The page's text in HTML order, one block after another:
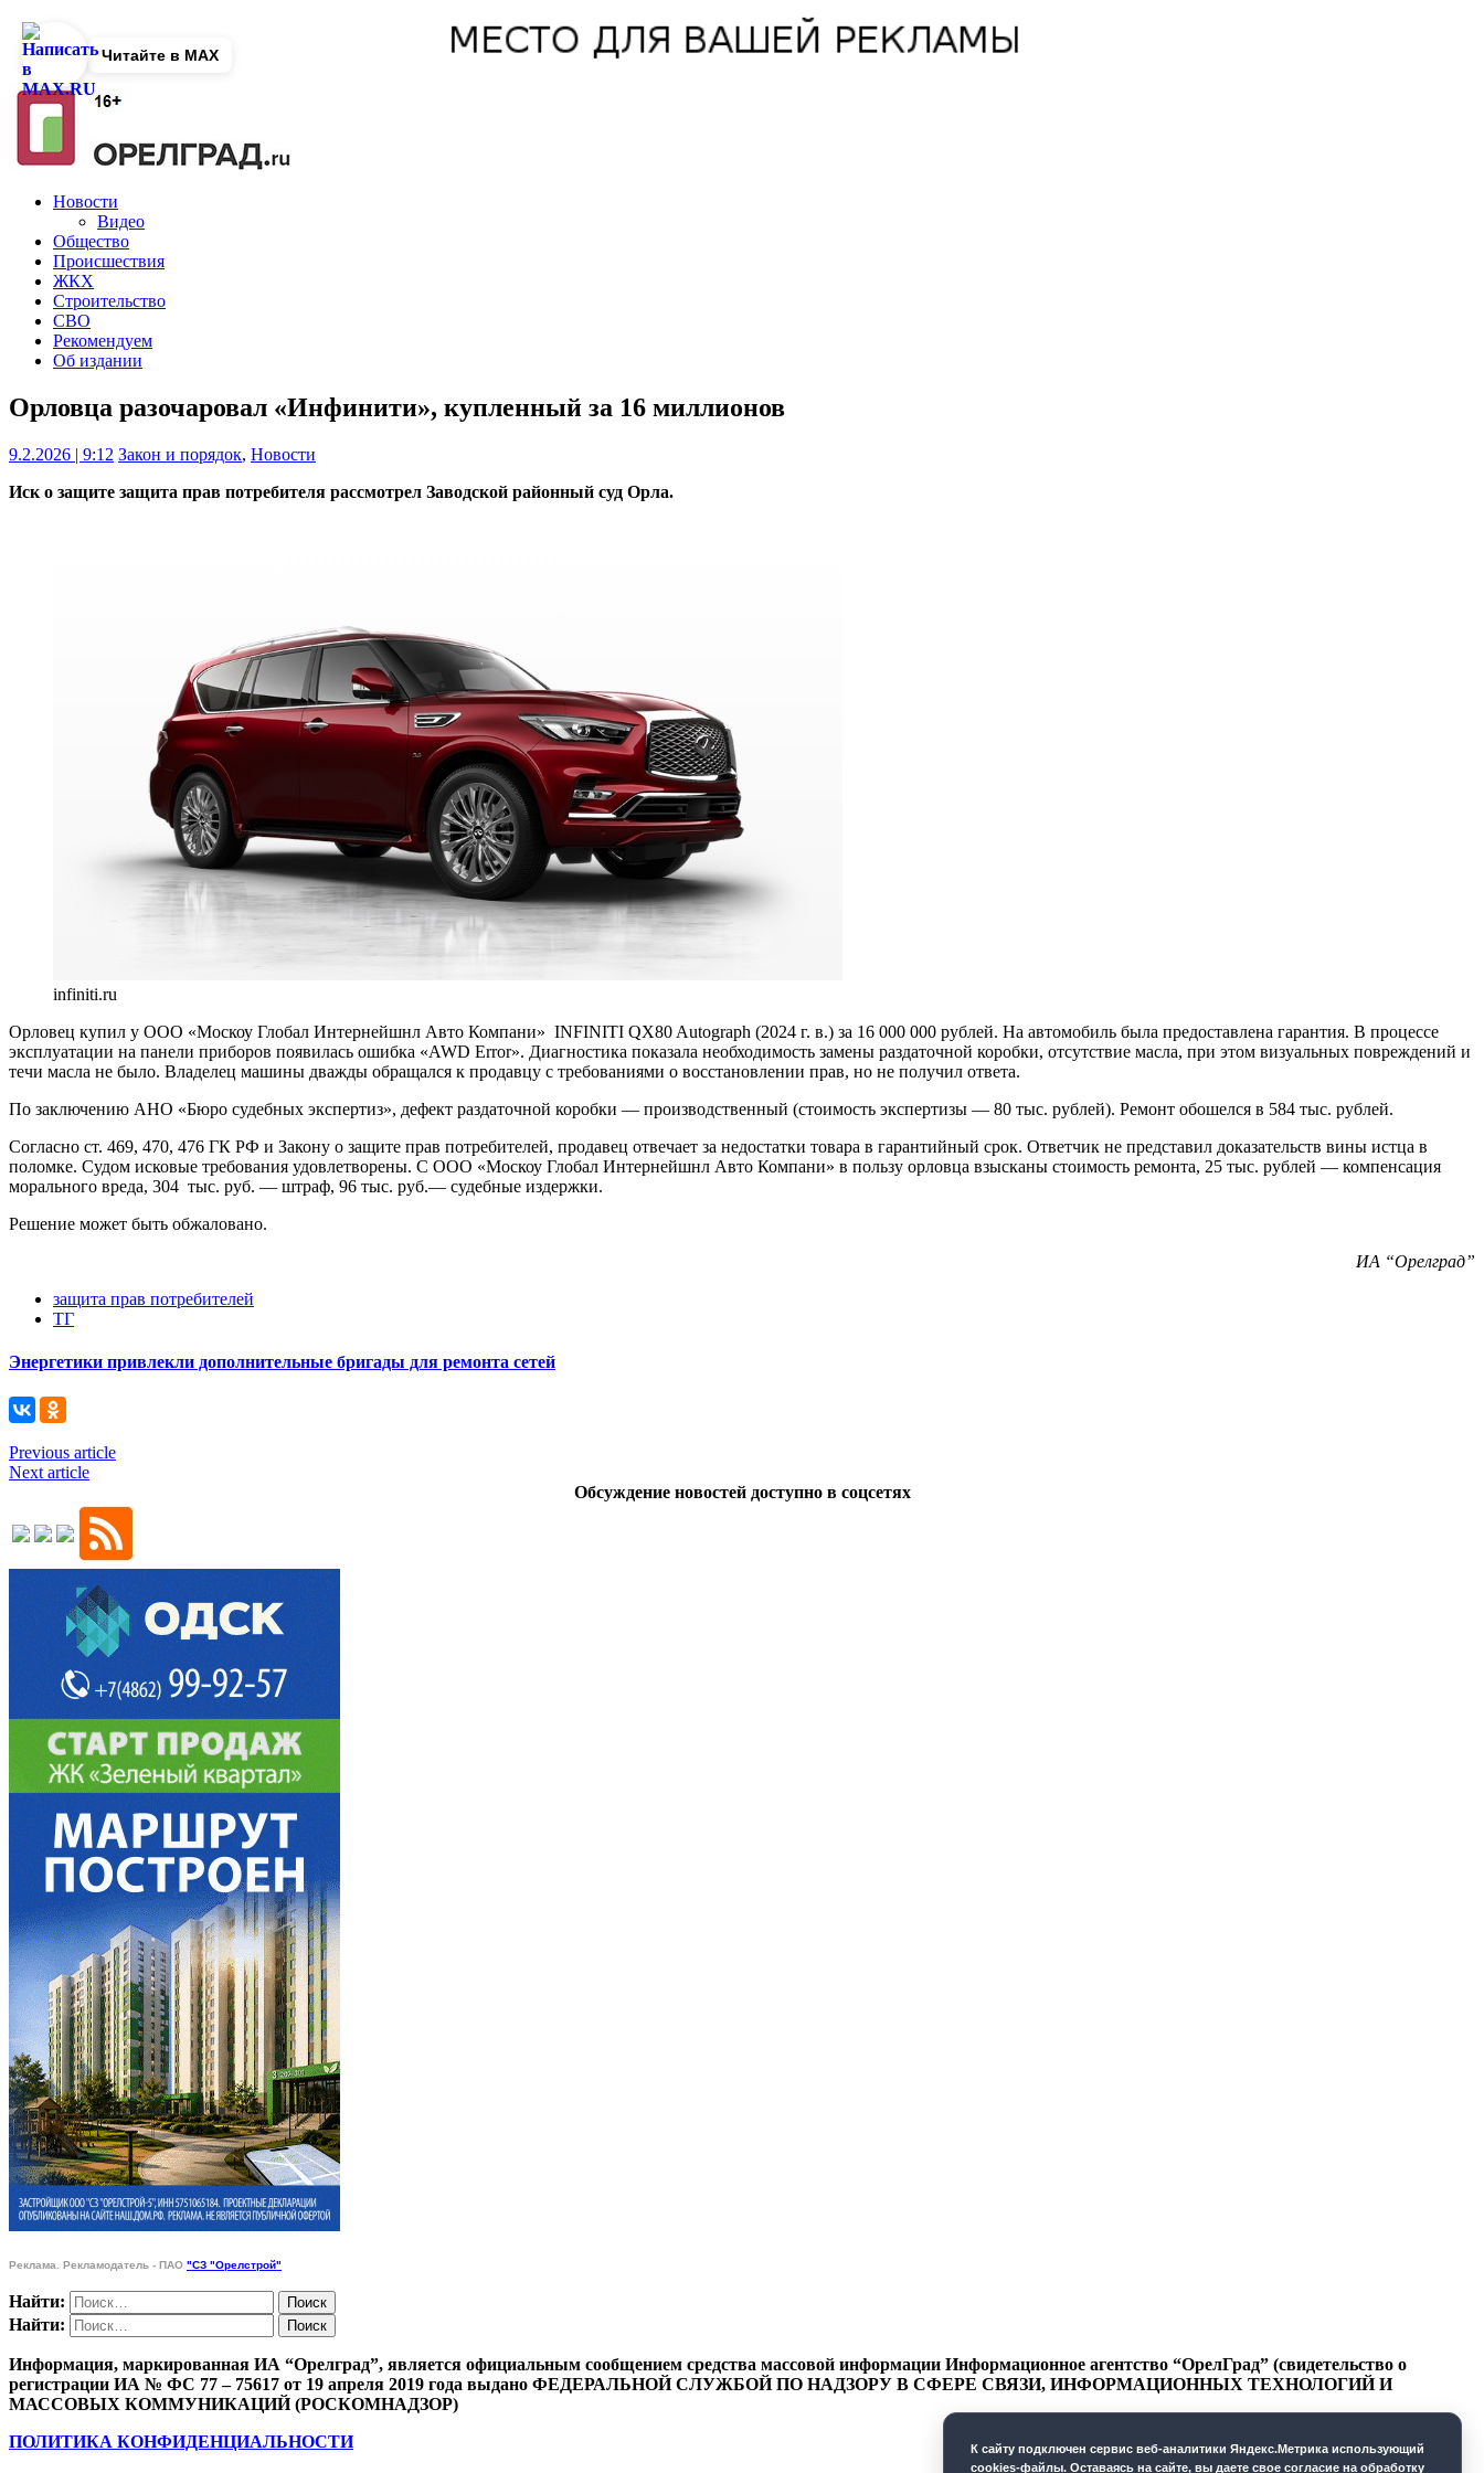
Новости
Видео
Общество
Происшествия
ЖКХ
Строительство
СВО
Рекомендуем
Об издании
Орловца разочаровал «Инфинити», купленный за 16 миллионов
9.2.2026 | 9:12 Закон и порядок, Новости
Иск о защите защита прав потребителя рассмотрел Заводской районный суд Орла.
infiniti.ru
Орловец купил у ООО «Москоу Глобал Интернейшнл Авто Компани» INFINITI QX80 Autograph (2024 г. в.) за 16 000 000 рублей. На автомобиль была предоставлена гарантия. В процессе
эксплуатации на панели приборов появилась ошибка «AWD Error». Диагностика показала необходимость замены раздаточной коробки, отсутствие масла, при этом визуальных повреждений и
течи масла не было. Владелец машины дважды обращался к продавцу с требованиями о восстановлении прав, но не получил ответа.
По заключению АНО «Бюро судебных экспертиз», дефект раздаточной коробки — производственный (стоимость экспертизы — 80 тыс. рублей). Ремонт обошелся в 584 тыс. рублей.
Согласно ст. 469, 470, 476 ГК РФ и Закону о защите прав потребителей, продавец отвечает за недостатки товара в гарантийный срок. Ответчик не представил доказательств вины истца в
поломке. Судом исковые требования удовлетворены. С ООО «Москоу Глобал Интернейшнл Авто Компани» в пользу орловца взысканы стоимость ремонта, 25 тыс. рублей — компенсация
морального вреда, 304 тыс. руб. — штраф, 96 тыс. руб.— судебные издержки.
Решение может быть обжаловано.
ИА “Орелград”
защита прав потребителей
ТГ
Энергетики привлекли дополнительные бригады для ремонта сетей
Previous article
Next article
Обсуждение новостей доступно в соцсетях
Реклама. Рекламодатель - ПАО "СЗ "Орелстрой"
Найти:
Найти:
Информация, маркированная ИА “Орелград”, является официальным сообщением средства массовой информации Информационное агентство “ОрелГрад” (свидетельство о
регистрации ИА № ФС 77 – 75617 от 19 апреля 2019 года выдано ФЕДЕРАЛЬНОЙ СЛУЖБОЙ ПО НАДЗОРУ В СФЕРЕ СВЯЗИ, ИНФОРМАЦИОННЫХ ТЕХНОЛОГИЙ И
МАССОВЫХ КОММУНИКАЦИЙ (РОСКОМНАДЗОР)
ПОЛИТИКА КОНФИДЕНЦИАЛЬНОСТИ
Читайте в MAX
К cайту подключен сервис веб-аналитики Яндекс.Метрика использующий
cookies-файлы. Оставаясь на сайте, вы даете свое согласие на обработку